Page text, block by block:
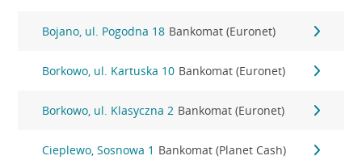
Bojano, ul. Pogodna 18 Bankomat (Euronet)
Borkowo, ul. Kartuska 10 Bankomat (Euronet)
Borkowo, ul. Klasyczna 2 Bankomat (Euronet)
Cieplewo, Sosnowa 1 Bankomat (Planet Cash)